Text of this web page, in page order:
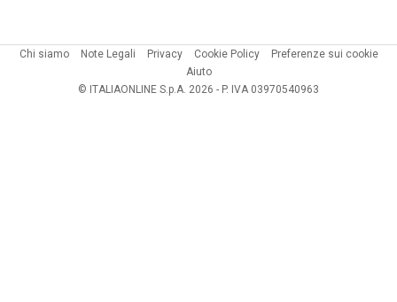
Chi siamo Note Legali Privacy Cookie Policy
Preferenze sui cookie
Aiuto
© ITALIAONLINE S.p.A. 2026 - P. IVA 03970540963